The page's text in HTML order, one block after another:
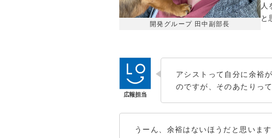
開発グループ 田中副部長
人
と
アシストって自分に余裕
のですが、そのあたりっ
うーん、余裕はないほうだと思いま